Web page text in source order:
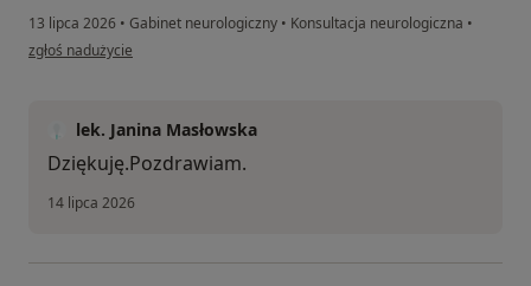
13 lipca 2026 • Gabinet neurologiczny • Konsultacja neurologiczna •
w opinii użytkownika Agnieszka
zgłoś nadużycie
lek. Janina Masłowska
Dziękuję.Pozdrawiam.
14 lipca 2026